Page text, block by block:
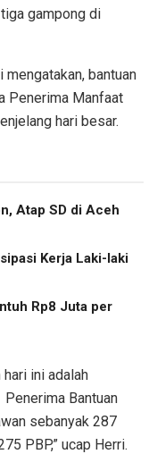
gampong di
mengatakan, bantuan
Penerima Manfaat
hari besar.
Atap SD di Aceh
Kerja Laki-laki
Rp8 Juta per
ini adalah
Bantuan
sebanyak 287
PBP,” ucap Herri.